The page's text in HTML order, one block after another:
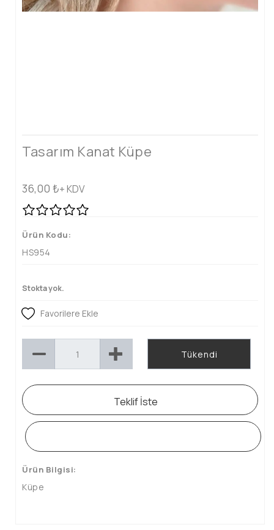
Tasarım Kanat Küpe
36,00 ₺+ KDV
Ürün Kodu:
HS954
Stokta yok.
Favorilere Ekle
Tükendi
Teklif İste
Ürün Bilgisi:
Küpe